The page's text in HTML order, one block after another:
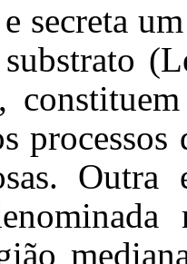
secreta
processos
Outra